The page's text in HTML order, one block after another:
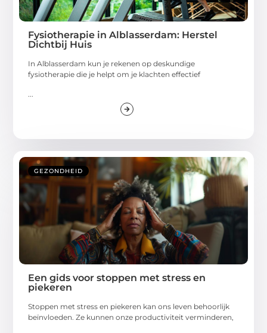
Fysiotherapie in Alblasserdam: Herstel
Dichtbij Huis
In Alblasserdam kun je rekenen op deskundige
fysiotherapie die je helpt om je klachten effectief
GEZONDHEID
Een gids voor stoppen met stress en
piekeren
Stoppen met stress en piekeren kan ons leven behoorlijk
beïnvloeden. Ze kunnen onze productiviteit verminderen,